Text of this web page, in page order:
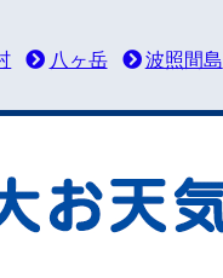
八ヶ岳 波照間島